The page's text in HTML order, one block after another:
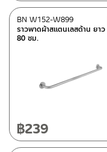
ราวพาดผ้าสแตนเลสด้าน ยาว
80 ซม.
BN W152-W899
฿239